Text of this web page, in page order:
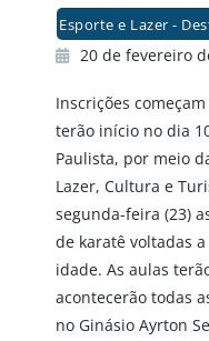
Esporte e Lazer -
20 de fevereiro
Inscrições
terão início no dia
Paulista, por meio
Lazer, Cultura e
segunda-feira (23)
de karatê voltadas
idade. As aulas
acontecerão todas
no Ginásio Ayrton